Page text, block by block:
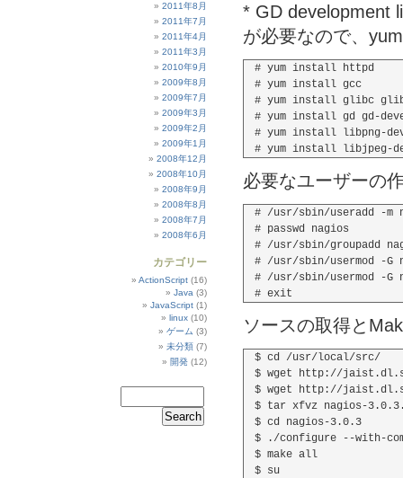
2011年8月
2011年7月
2011年4月
2011年3月
2010年9月
2009年8月
2009年7月
2009年3月
2009年2月
2009年1月
2008年12月
2008年10月
2008年9月
2008年8月
2008年7月
2008年6月
カテゴリー
ActionScript (16)
Java (3)
JavaScript (1)
linux (10)
ゲーム (3)
未分類 (7)
開発 (12)
* GD development
が必要なので、
# yum install httpd
# yum install gcc
# yum install glibc glibc-
# yum install gd gd-
# yum install libpng-
必要なユーザーの
# /usr/sbin/useradd -m
# passwd nagios
# /usr/sbin/groupadd
# /usr/sbin/usermod -G
# /usr/sbin/usermod -G
ソースの取得と
$ cd /usr/local/src/
$ wget http://
$ wget http://
$ tar xfvz nagios-
$ cd nagios-3.0.3
$ ./configure --with-
$ make all
$ su